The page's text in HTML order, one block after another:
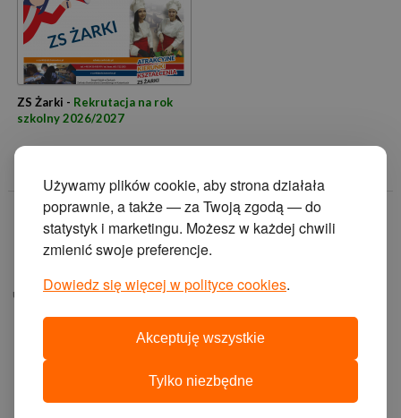
Używamy plików cookie, aby strona działała
poprawnie, a także — za Twoją zgodą — do
statystyk i marketingu. Możesz w każdej chwili
zmienić swoje preferencje.
Dowiedz się więcej w polityce cookies.
Akceptuję wszystkie
Tylko niezbędne
ZS Żarki - Rekrutacja na rok
szkolny 2026/2027
© 2014 Zakład
Doskonalenia
Zawodowego w
ul. Krasińskiego 2, 40-
projekt i wykonanie:
cyberstudio